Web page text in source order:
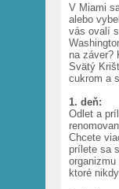
V Miami
alebo
vás ovalí
na záver?
Svätý
cukrom a
1. deň:
Odlet a
Chcete
prílete sa
ktoré